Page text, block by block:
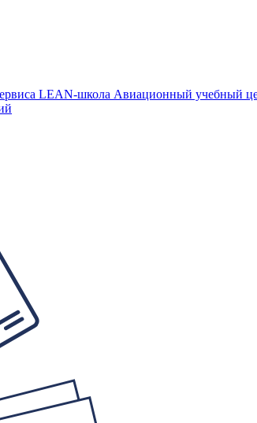
LEAN-школа Авиационный учебный